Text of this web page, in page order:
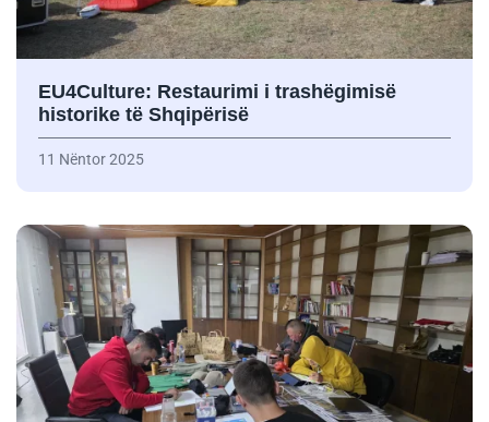
EU4Culture: Restaurimi i trashëgimisë
historike të Shqipërisë
11 Nëntor 2025